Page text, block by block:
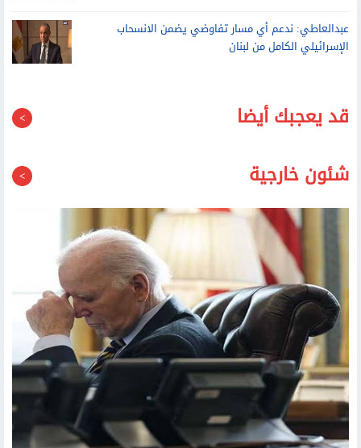
وزير الخارجية: علاقات مصر وسوريا طبيعية وتسير بشكل جيد..
وأعتزم زيارة دمشق
الإسرائيلي الكامل من لبنان
قد يعجبك أيضا
شئون خارجية